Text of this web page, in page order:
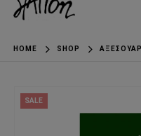
HOME SHOP ΑΞΕΣΟΥΆΡ
SALE